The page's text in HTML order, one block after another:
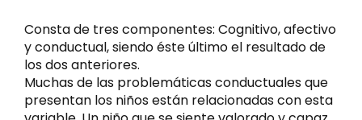
Consta de tres componentes: Cognitivo, afectivo
y conductual, siendo éste último el resultado de
los dos anteriores.
Muchas de las problemáticas conductuales que
presentan los niños están relacionadas con esta